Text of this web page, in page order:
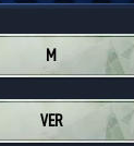
M
VER